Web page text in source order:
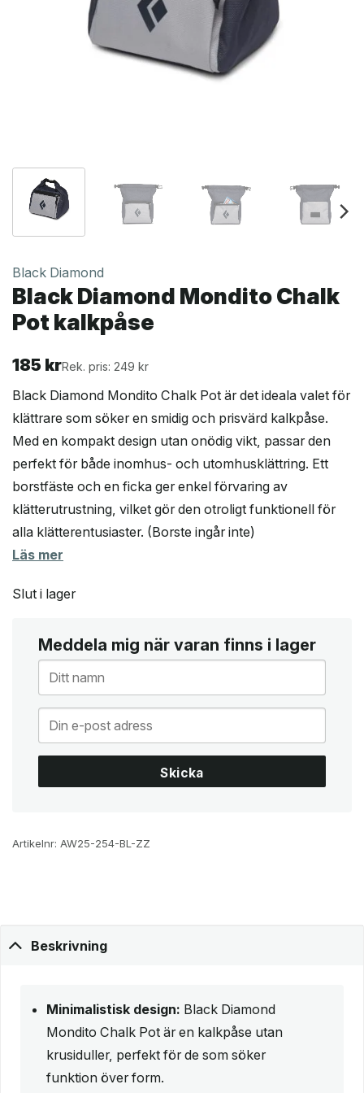
Black Diamond
Black Diamond Mondito Chalk
Pot kalkpåse
185 krRek. pris: 249 kr
Black Diamond Mondito Chalk Pot är det ideala valet för
klättrare som söker en smidig och prisvärd kalkpåse.
Med en kompakt design utan onödig vikt, passar den
perfekt för både inomhus- och utomhusklättring. Ett
borstfäste och en ficka ger enkel förvaring av
klätterutrustning, vilket gör den otroligt funktionell för
alla klätterentusiaster. (Borste ingår inte)
Läs mer
Slut i lager
Meddela mig när varan finns i lager
Skicka
Artikelnr: AW25-254-BL-ZZ
Beskrivning
Minimalistisk design: Black Diamond
Mondito Chalk Pot är en kalkpåse utan
krusiduller, perfekt för de som söker
funktion över form.